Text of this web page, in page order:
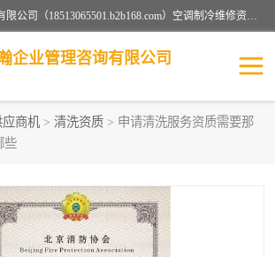
北京茗瀚企业管理咨询有限公司（18513065501.b2b168.com）空调制冷维修资质,油烟管道清洗资质,清洗行业资质公司秉承“顾客至上，锐意进缺的经营理念，我们提供高质量的产品，坚持“客户”的原则为广大客户提供贴心服务。如果你对公司的产品感兴趣，可以联系高经理，我们会用好的产品和服务让您满意。
企业管理咨询有限公司
应商机 > 清洗资质 > 申请清洗服务资质需要那
些
认证服务
装资质 空调制冷维修安装资质